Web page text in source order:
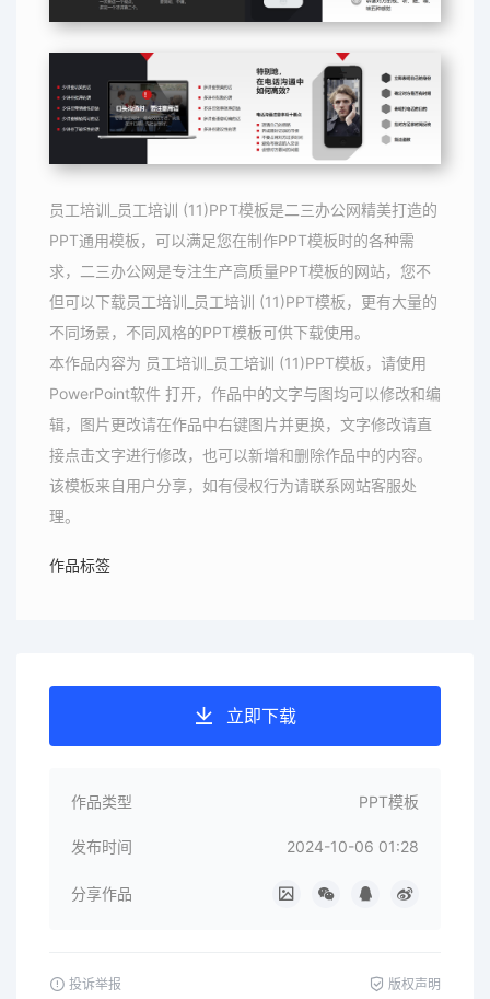
员工培训_员工培训 (11)PPT模板是二三办公网精美打造的
PPT通用模板，可以满足您在制作PPT模板时的各种需
求，二三办公网是专注生产高质量PPT模板的网站，您不
但可以下载员工培训_员工培训 (11)PPT模板，更有大量的
不同场景，不同风格的PPT模板可供下载使用。
本作品内容为 员工培训_员工培训 (11)PPT模板，请使用
PowerPoint软件 打开，作品中的文字与图均可以修改和编
辑，图片更改请在作品中右键图片并更换，文字修改请直
接点击文字进行修改，也可以新增和删除作品中的内容。
该模板来自用户分享，如有侵权行为请联系网站客服处
理。
作品标签
立即下载
作品类型 PPT模板
发布时间 2024-10-06 01:28
分享作品
投诉举报 版权声明